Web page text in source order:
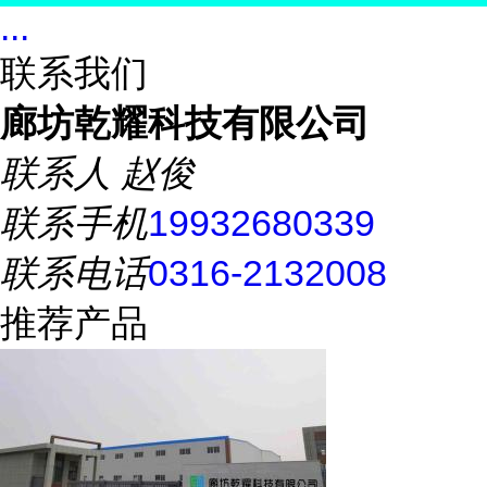
...
联系我们
廊坊乾耀科技有限公司
联系人 赵俊
联系手机19932680339
联系电话0316-2132008
推荐产品